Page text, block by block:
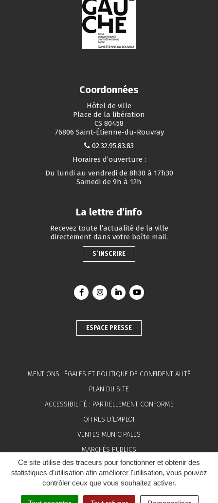
Ce site utilise des traceurs pour fonctionner et obtenir des
statistiques d'utilisation afin améliorer l'utilisation, vous pouvez
contrôler ceux que vous souhaitez activer.
Coordonnées
Hôtel de ville
Place de la libération
CS 80458
76806 Saint-Étienne-du-Rouvray
02.32.95.83.83
Horaires d’ouverture :
Du lundi au vendredi de 8h30 à 17h30
Samedi de 9h à 12h
La lettre d’info
Recevez toute l’actualité de la ville
directement dans votre boîte mail.
S’INSCRIRE
Lien vers le compte Facebook
Lien vers le compte Instagram
Lien vers le compte Linkedin
Lien vers la chaîne
ESPACE PRESSE
MENTIONS LÉGALES ET POLITIQUE DE CONFIDENTIALITÉ
PLAN DU SITE
ACCESSIBILITÉ : PARTIELLEMENT CONFORME
OFFRES D’EMPLOI
VENTES MUNICIPALES
MARCHÉS PUBLICS
ESPACE PRESSE